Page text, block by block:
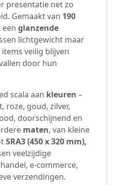
presentatie net zo
Gemaakt van 190
een glanzende
lichtgewicht maar
veilig blijven
door hun
scala aan kleuren –
roze, goud, zilver,
doorschijnend en
maten, van kleine
SRA3 (450 x 320 mm),
veelzijdige
e-commerce,
verzendingen.